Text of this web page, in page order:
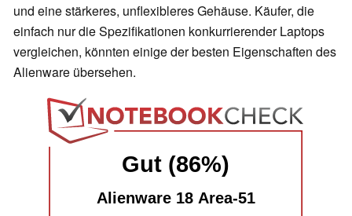
und eine stärkeres, unflexibleres Gehäuse. Käufer, die
einfach nur die Spezifikationen konkurrierender Laptops
vergleichen, könnten einige der besten Eigenschaften des
Alienware übersehen.
Gut (86%)
Alienware 18 Area-51